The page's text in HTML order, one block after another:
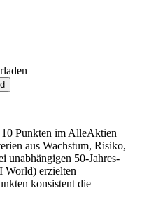
Punkten im AlleAktien
aus Wachstum, Risiko,
unabhängigen 50-Jahres-
World) erzielten
konsistent die